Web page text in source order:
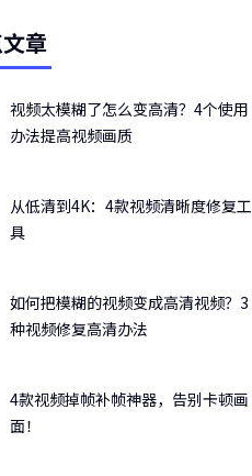
章
视频太模糊了怎么变高清？4个使用
办法提高视频画质
从低清到4K：4款视频清晰度修复工
具
如何把模糊的视频变成高清视频？3
种视频修复高清办法
4款视频掉帧补帧神器，告别卡顿画
面！